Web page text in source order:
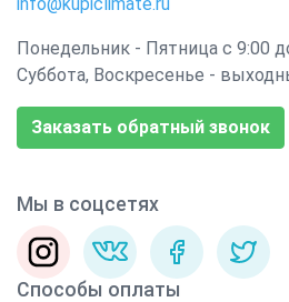
Понедельник - Пятница с 9:00
Суббота, Воскресенье -
Заказать обратный звонок
Мы в соцсетях
Способы оплаты